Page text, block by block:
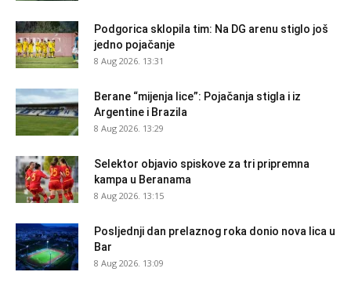
Podgorica sklopila tim: Na DG arenu stiglo još
jedno pojačanje
8 Aug 2026. 13:31
Berane “mijenja lice”: Pojačanja stigla i iz
Argentine i Brazila
8 Aug 2026. 13:29
Selektor objavio spiskove za tri pripremna
kampa u Beranama
8 Aug 2026. 13:15
Posljednji dan prelaznog roka donio nova lica u
Bar
8 Aug 2026. 13:09